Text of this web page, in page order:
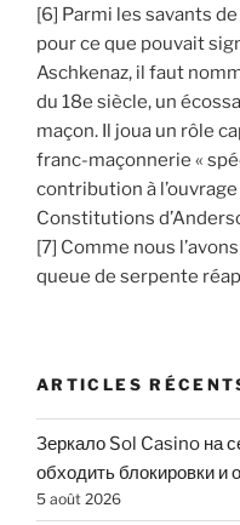
[6] Parmi les savants
pour ce que pouvait
Aschkenaz, il faut
du 18e siècle, un
maçon. Il joua un rôle
franc-maçonnerie «
contribution à
Constitutions
[7] Comme nous
queue de serpente
ARTICLES
Зеркало Sol Casino на
обходить блокировки и
5 août 2026